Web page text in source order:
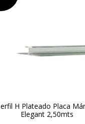
H Plateado Placa
Elegant 2,50mts